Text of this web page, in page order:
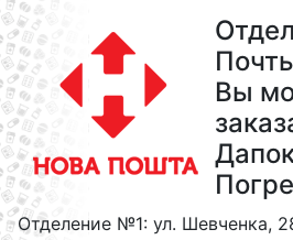
Вы
Отделение №1: ул. Шевченка,